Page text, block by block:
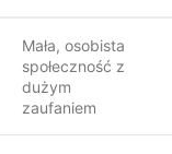
Mała, osobista
społeczność z
dużym
zaufaniem